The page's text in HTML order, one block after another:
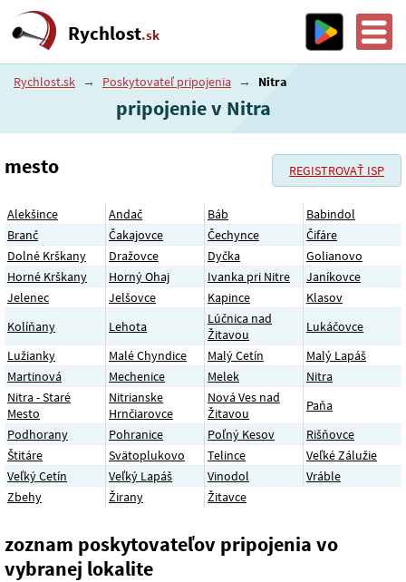
Rychlost.sk
Rychlost.sk → Poskytovateľ pripojenia → Nitra
pripojenie v Nitra
REGISTROVAŤ ISP
mesto
Alekšince Andač Báb
Babindol
Branč
Čakajovce Čechynce
Čifáre
Dolné Krškany
Dražovce Dyčka
Golianovo
Horné Krškany
Horný Ohaj Ivanka pri Nitre
Janíkovce
Jelenec
Jelšovce Kapince
Klasov
Kolíňany
Lehota
Lúčnica nad
Žitavou
Lukáčovce
Lužianky
Malé Chyndice Malý Cetín
Malý Lapáš
Martinová
Mechenice Melek
Nitra
Nitra - Staré
Mesto
Nitrianske
Hrnčiarovce
Nová Ves nad
Žitavou
Paňa
Podhorany
Pohranice Poľný Kesov
Rišňovce
Štitáre
Svätoplukovo Telince
Veľké Zálužie
Veľký Cetín
Veľký Lapáš Vinodol
Vráble
Zbehy
Žirany Žitavce
zoznam poskytovateľov pripojenia vo
vybranej lokalite